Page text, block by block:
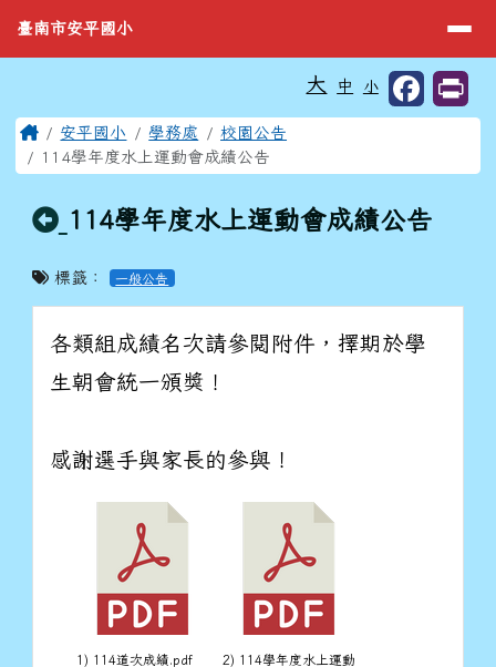
臺南市安平國小
導覽列
臺南市安平國小
⏸
大 中 小
主內容區域
Home安平國小 學務處
校園公告
114學年度水上運動會成績公告
回上頁
114學年度水上運動會成績公告
標籤： 一般公告
各類組成績名次請參閱附件，擇期於學
生朝會統一頒獎！
感謝選手與家長的參與！
1) 114道次成績.pdf
2) 114學年度水上運動
頁尾區域